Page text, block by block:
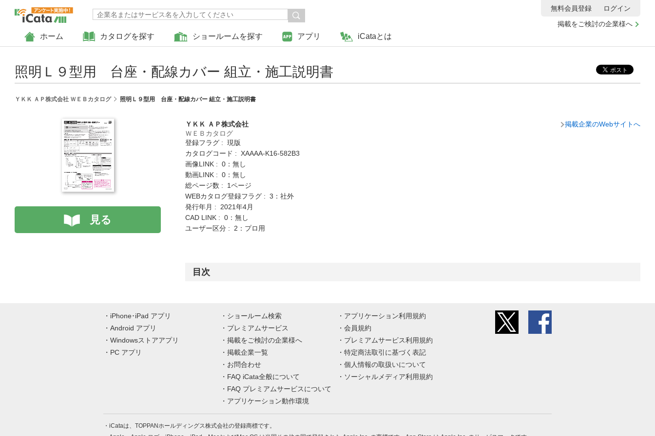
ホーム カタログを探す ショールームを探す アプリ iCataとは
掲載をご検討の企業様へ
無料会員登録 ログイン
照明Ｌ９型用 台座・配線カバー 組立・施工説明書
ＹＫＫ ＡＰ株式会社 ＷＥＢカタログ 照明Ｌ９型用 台座・配線カバー 組立・施工説明書
見る
ＹＫＫ ＡＰ株式会社
ＷＥＢカタログ
登録フラグ : 現版
カタログコード : XAAAA-K16-582B3
画像LINK : 0：無し
動画LINK : 0：無し
総ページ数 : 1ページ
WEBカタログ登録フラグ : 3：社外
発行年月 : 2021年4月
CAD LINK : 0：無し
ユーザー区分 : 2：プロ用
掲載企業のWebサイトへ
目次
iPhone･iPad アプリ
Android アプリ
Windowsストアアプリ
PC アプリ
ショールーム検索
プレミアムサービス
掲載をご検討の企業様へ
掲載企業一覧
お問合わせ
FAQ iCata全般について
FAQ プレミアムサービスについて
アプリケーション動作環境
アプリケーション利用規約
会員規約
プレミアムサービス利用規約
特定商法取引に基づく表記
個人情報の取扱いについて
ソーシャルメディア利用規約
iCataは、TOPPANホールディングス株式会社の登録商標です。